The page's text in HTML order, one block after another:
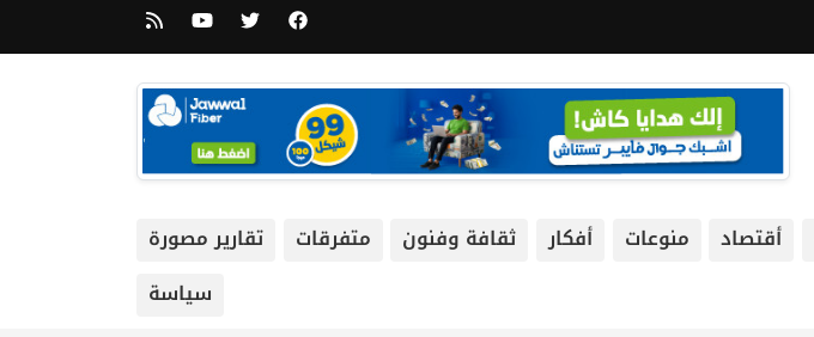
أقتصاد منوعات أفكار ثقافة وفنون متفرقات
تقارير مصورة
سياسة